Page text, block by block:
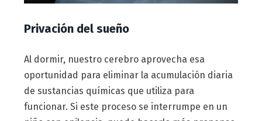
Privación del sueño
Al dormir, nuestro cerebro aprovecha esa
oportunidad para eliminar la acumulación diaria
de sustancias químicas que utiliza para
funcionar. Si este proceso se interrumpe en un